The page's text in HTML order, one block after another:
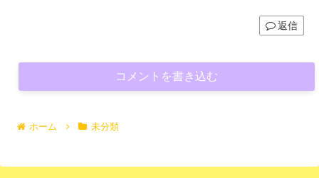
返信
コメントを書き込む
ホーム 未分類